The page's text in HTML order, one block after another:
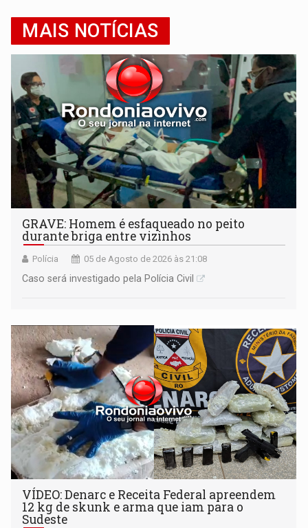
MAIS NOTÍCIAS
GRAVE: Homem é esfaqueado no peito
durante briga entre vizinhos
Polícia 05 de Agosto de 2026 às 21:08
Caso será investigado pela Polícia Civil
VÍDEO: Denarc e Receita Federal apreendem
12 kg de skunk e arma que iam para o
Sudeste